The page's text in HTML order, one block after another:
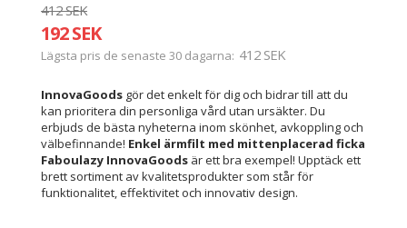
412 SEK
192 SEK
Lägsta pris de senaste 30 dagarna 412 SEK
InnovaGoods gör det enkelt för dig och bidrar till att du
kan prioritera din personliga vård utan ursäkter. Du
erbjuds de bästa nyheterna inom skönhet, avkoppling och
välbefinnande! Enkel ärmfilt med mittenplacerad ficka
Faboulazy InnovaGoods är ett bra exempel! Upptäck ett
brett sortiment av kvalitetsprodukter som står för
funktionalitet, effektivitet och innovativ design.